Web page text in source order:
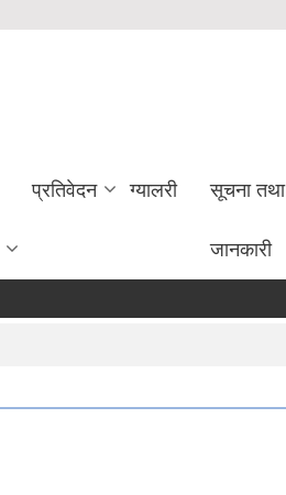
प्रतिवेदन ग्यालरी सूचना तथा
जानकारी